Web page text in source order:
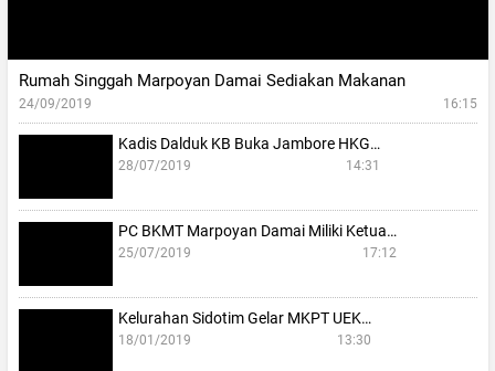
Rumah Singgah Marpoyan Damai Sediakan Makanan
24/09/2019 16:15
Kadis Dalduk KB Buka Jambore HKG…
28/07/2019 14:31
PC BKMT Marpoyan Damai Miliki Ketua…
25/07/2019 17:12
Kelurahan Sidotim Gelar MKPT UEK…
18/01/2019 13:30